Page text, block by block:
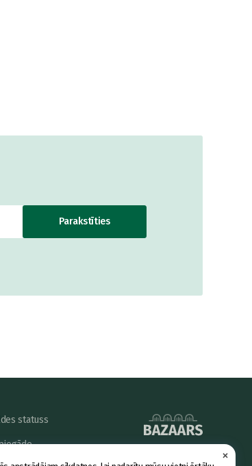
×
Parakstīties
statuss